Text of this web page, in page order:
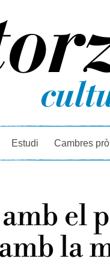
Estudi Cambres
el
la